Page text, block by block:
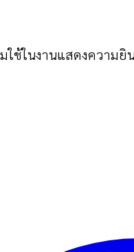
ช้ในงานแสดงความ